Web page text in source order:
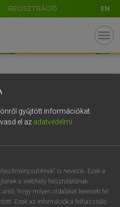
REGISZTRÁCIÓ EN
menu
gyűjtött információkat.
el az adatvédelmi
is nevezik. Ezek a
a webhely használatának
hogy milyen oldalakat keresett fel
Ezek az információk a felhasználó
. - AltGr